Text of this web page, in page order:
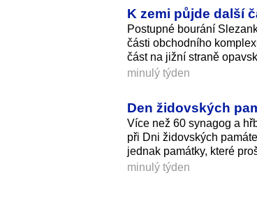
K zemi půjde další
Postupné bourání
části obchodního
část na jižní straně
minulý týden
Den židovských
Více než 60 synagog a
při Dni židovských
jednak památky, které
minulý týden